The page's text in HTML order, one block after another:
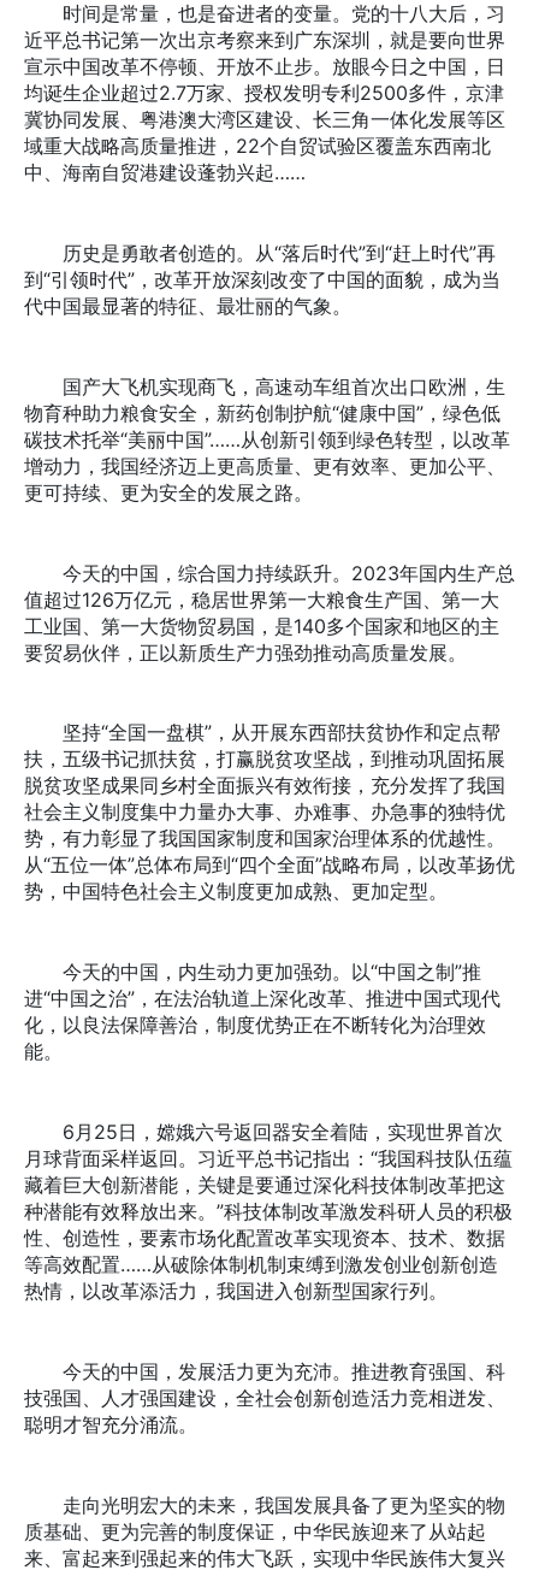
时间是常量，也是奋进者的变量。党的十八大后，习
近平总书记第一次出京考察来到广东深圳，就是要向世界
宣示中国改革不停顿、开放不止步。放眼今日之中国，日
均诞生企业超过2.7万家、授权发明专利2500多件，京津
冀协同发展、粤港澳大湾区建设、长三角一体化发展等区
域重大战略高质量推进，22个自贸试验区覆盖东西南北
中、海南自贸港建设蓬勃兴起……
历史是勇敢者创造的。从“落后时代”到“赶上时代”再
到“引领时代”，改革开放深刻改变了中国的面貌，成为当
代中国最显著的特征、最壮丽的气象。
国产大飞机实现商飞，高速动车组首次出口欧洲，生
物育种助力粮食安全，新药创制护航“健康中国”，绿色低
碳技术托举“美丽中国”……从创新引领到绿色转型，以改革
增动力，我国经济迈上更高质量、更有效率、更加公平、
更可持续、更为安全的发展之路。
今天的中国，综合国力持续跃升。2023年国内生产总
值超过126万亿元，稳居世界第一大粮食生产国、第一大
工业国、第一大货物贸易国，是140多个国家和地区的主
要贸易伙伴，正以新质生产力强劲推动高质量发展。
坚持“全国一盘棋”，从开展东西部扶贫协作和定点帮
扶，五级书记抓扶贫，打赢脱贫攻坚战，到推动巩固拓展
脱贫攻坚成果同乡村全面振兴有效衔接，充分发挥了我国
社会主义制度集中力量办大事、办难事、办急事的独特优
势，有力彰显了我国国家制度和国家治理体系的优越性。
从“五位一体”总体布局到“四个全面”战略布局，以改革扬优
势，中国特色社会主义制度更加成熟、更加定型。
今天的中国，内生动力更加强劲。以“中国之制”推
进“中国之治”，在法治轨道上深化改革、推进中国式现代
化，以良法保障善治，制度优势正在不断转化为治理效
能。
6月25日，嫦娥六号返回器安全着陆，实现世界首次
月球背面采样返回。习近平总书记指出：“我国科技队伍蕴
藏着巨大创新潜能，关键是要通过深化科技体制改革把这
种潜能有效释放出来。”科技体制改革激发科研人员的积极
性、创造性，要素市场化配置改革实现资本、技术、数据
等高效配置……从破除体制机制束缚到激发创业创新创造
热情，以改革添活力，我国进入创新型国家行列。
今天的中国，发展活力更为充沛。推进教育强国、科
技强国、人才强国建设，全社会创新创造活力竞相迸发、
聪明才智充分涌流。
走向光明宏大的未来，我国发展具备了更为坚实的物
质基础、更为完善的制度保证，中华民族迎来了从站起
来、富起来到强起来的伟大飞跃，实现中华民族伟大复兴